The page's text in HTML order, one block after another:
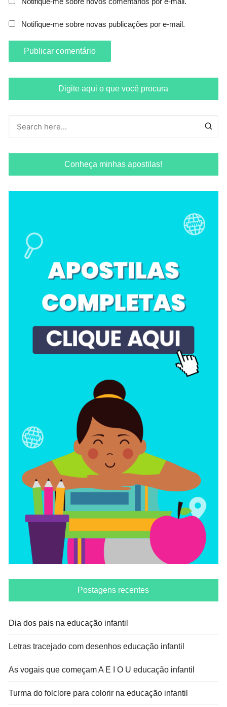
Notifique-me sobre novas publicações por e-mail.
Digite aqui o que você procura
Conheça minhas apostilas!
Postagens recentes
Dia dos pais na educação infantil
Letras tracejado com desenhos educação infantil
As vogais que começam A E I O U educação infantil
Turma do folclore para colorir na educação infantil